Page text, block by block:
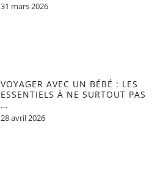
31 mars 2026
VOYAGER AVEC UN BÉBÉ : LES
ESSENTIELS À NE SURTOUT PAS
…
28 avril 2026